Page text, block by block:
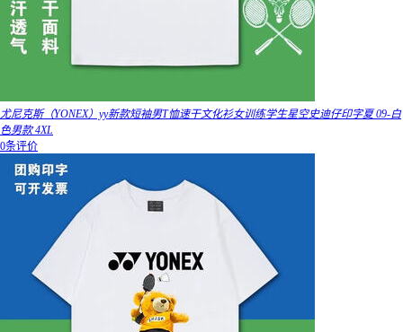
尤尼克斯（YONEX）yy新款短袖男T恤速干文化衫女训练学生星空史迪仔印字夏 09-白
色男款 4XL
0条评价